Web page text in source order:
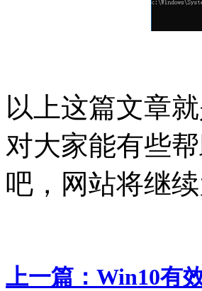
以上这篇文章
对大家能有些
吧，网站将继
上一篇： Win10有